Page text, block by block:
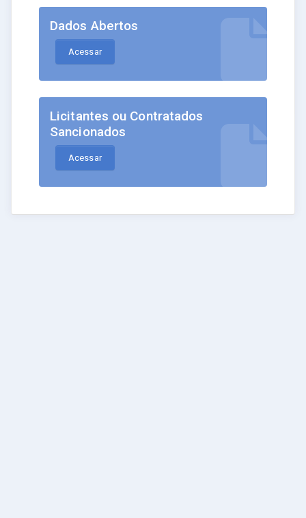
Dados Abertos
Acessar
Licitantes ou Contratados
Sancionados
Acessar